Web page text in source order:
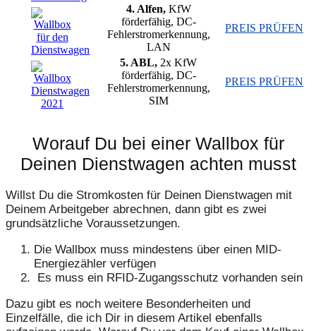
4. Alfen, KfW
förderfähig, DC-
Fehlerstromerkennung,
LAN
PREIS PRÜFEN
5. ABL, 2x KfW
förderfähig, DC-
Fehlerstromerkennung,
SIM
PREIS PRÜFEN
Worauf Du bei einer Wallbox für
Deinen Dienstwagen achten musst
Willst Du die Stromkosten für Deinen Dienstwagen mit
Deinem Arbeitgeber abrechnen, dann gibt es zwei
grundsätzliche Voraussetzungen.
Die Wallbox muss mindestens über einen MID-
Energiezähler verfügen
Es muss ein RFID-Zugangsschutz vorhanden sein
Dazu gibt es noch weitere Besonderheiten und
Einzelfälle, die ich Dir in diesem Artikel ebenfalls